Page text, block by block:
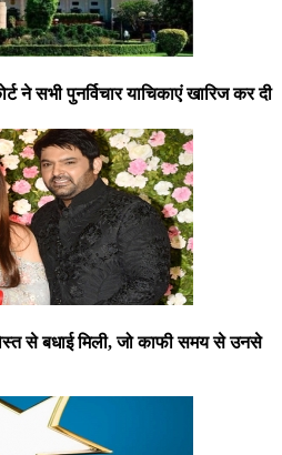
ने सभी पुनर्विचार याचिकाएं खारिज कर दी
से बधाई मिली, जो काफी समय से उनसे